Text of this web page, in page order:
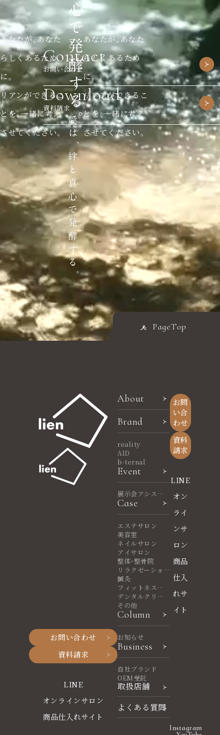
あなたが、あなた
らしくあるため
に。
リアンができるこ
とを、一緒に考え
させてください。
あなたが、あなた
らしくあるため
に。
リアンができるこ
とを、一緒に考え
させてください。
Contact
お問い合わせ
Download
資料請求
PageTop
お問い合わせ
資料請求
LINE
オンラインサロン
商品仕入れサイト
About
Brand
reality
AID
b-ternal
Event
展示会アシスタ
ント
Case
エステサロン
美容室
ネイルサロン
アイサロン
整体・整骨院
リラクゼーショ
ンサロン
鍼灸
フィットネスヨ
ガ
デンタルクリニ
ック
その他
Column
お知らせ
Business
自社ブランド
OEM受託
取扱店舗
よくある質問
お問
い合
わせ
資料
請求
LINE
オン
ライ
ンサ
ロン
商品
仕入
れサ
イト
Instagram